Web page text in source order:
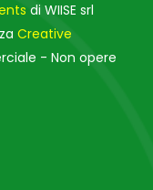
di WIISE srl
Creative
- Non opere